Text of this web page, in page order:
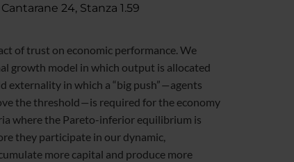
24, Stanza 1.59
of trust on economic performance. We
growth model in which output is allocated
externality in which a “big push”―agents
the threshold―is required for the economy
where the Pareto-inferior equilibrium is
they participate in our dynamic,
more capital and produce more